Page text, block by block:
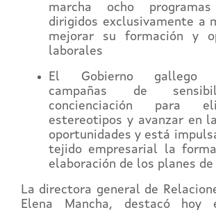
marcha ocho programas
dirigidos exclusivamente a
mejorar su formación y
laborales
El Gobierno gallego
campañas de
concienciación para
estereotipos y avanzar en
oportunidades y está
tejido empresarial la
elaboración de los planes de
La directora general de
Elena Mancha, destacó hoy